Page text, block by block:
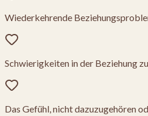
Wiederkehrende
Schwierigkeiten in der Beziehung
Das Gefühl, nicht dazuzugehören